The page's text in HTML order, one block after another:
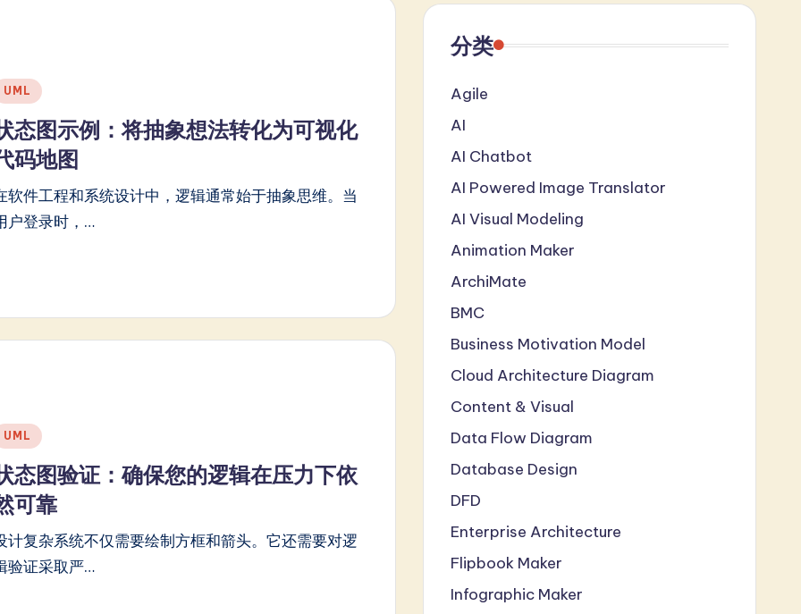
UML
态图示例：将抽象想法转化为可视化
码地图
软件工程和系统设计中，逻辑通常始于抽象思维。当
户登录时，…
UML
态图验证：确保您的逻辑在压力下依
可靠
计复杂系统不仅需要绘制方框和箭头。它还需要对逻
验证采取严…
分类
Agile
AI
AI Chatbot
AI Powered Image Translator
AI Visual Modeling
Animation Maker
ArchiMate
BMC
Business Motivation Model
Cloud Architecture Diagram
Content & Visual
Data Flow Diagram
Database Design
DFD
Enterprise Architecture
Flipbook Maker
Infographic Maker